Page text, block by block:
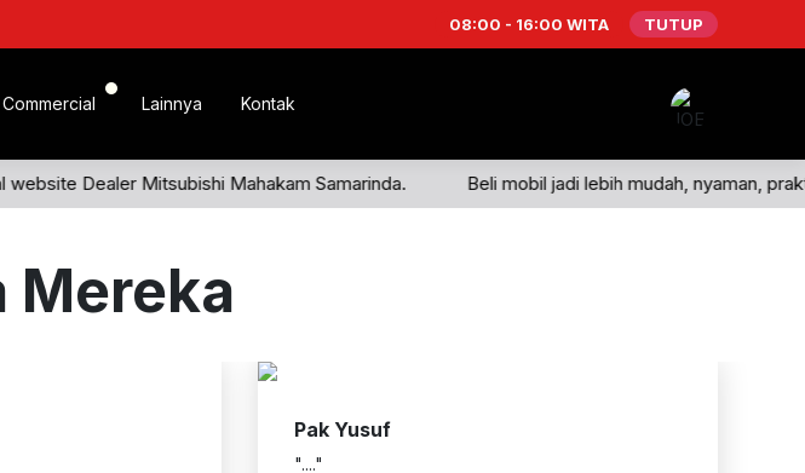
08:00 - 16:00 WITA TUTUP
Commercial Lainnya Kontak
Dealer Mitsubishi Mahakam Samarinda. Beli mobil jadi lebih mudah, nyaman,
Mereka
Pak Yusuf
"...."